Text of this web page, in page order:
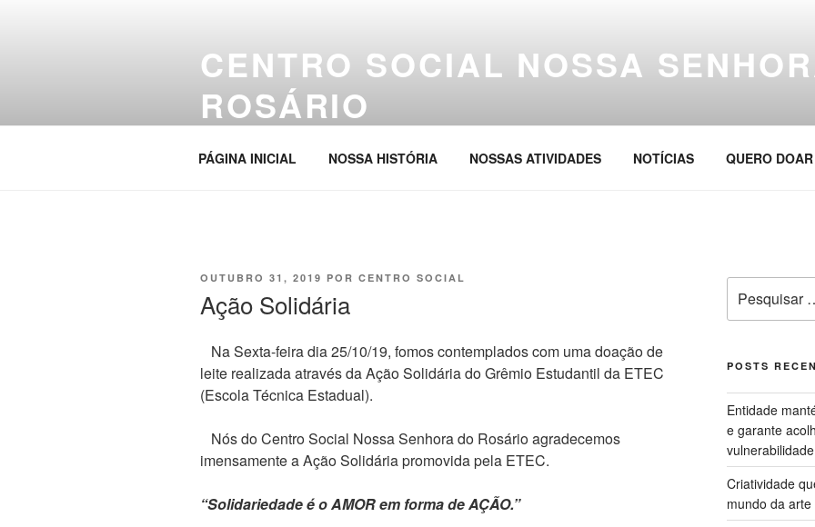
CENTRO SOCIAL NOSSA
ROSÁRIO
PÁGINA INICIAL NOSSA HISTÓRIA NOSSAS ATIVIDADES NOTÍCIAS QUERO DOAR
PUBLICADO
OUTUBRO 31, 2019 POR CENTRO SOCIAL
Ação Solidária
Na Sexta-feira dia 25/10/19, fomos contemplados com uma doação de
leite realizada através da Ação Solidária do Grêmio Estudantil da ETEC
(Escola Técnica Estadual).
Nós do Centro Social Nossa Senhora do Rosário agradecemos
imensamente a Ação Solidária promovida pela ETEC.
“Solidariedade é o AMOR em forma de AÇÃO.”
por:
POSTS
Entidade
e garante
vulnerabilidade
Criatividade
mundo da